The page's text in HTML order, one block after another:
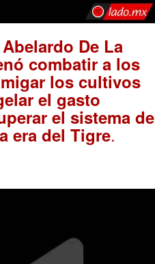
De La
combatir a los
los cultivos
el gasto
el sistema de
era del Tigre.